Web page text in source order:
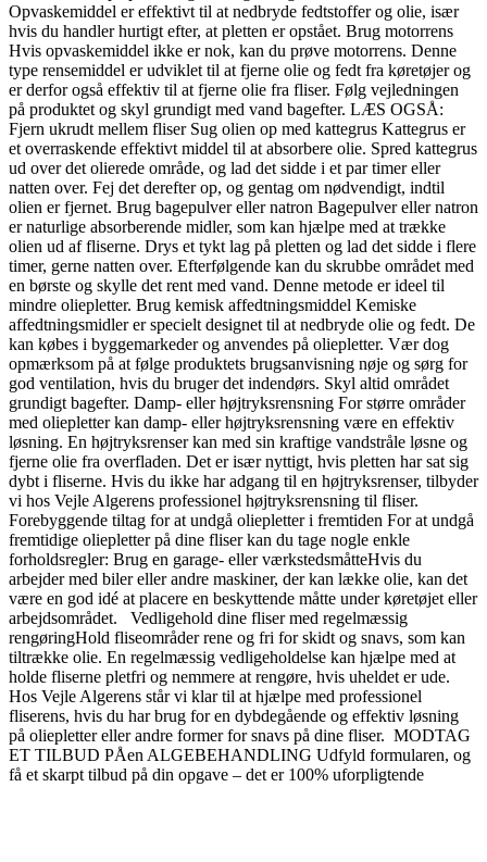
Opvaskemiddel er effektivt til at nedbryde fedtstoffer og olie, især
hvis du handler hurtigt efter, at pletten er opstået. Brug motorrens
Hvis opvaskemiddel ikke er nok, kan du prøve motorrens. Denne
type rensemiddel er udviklet til at fjerne olie og fedt fra køretøjer og
er derfor også effektiv til at fjerne olie fra fliser. Følg vejledningen
på produktet og skyl grundigt med vand bagefter. LÆS OGSÅ:
Fjern ukrudt mellem fliser Sug olien op med kattegrus Kattegrus er
et overraskende effektivt middel til at absorbere olie. Spred kattegrus
ud over det olierede område, og lad det sidde i et par timer eller
natten over. Fej det derefter op, og gentag om nødvendigt, indtil
olien er fjernet. Brug bagepulver eller natron Bagepulver eller natron
er naturlige absorberende midler, som kan hjælpe med at trække
olien ud af fliserne. Drys et tykt lag på pletten og lad det sidde i flere
timer, gerne natten over. Efterfølgende kan du skrubbe området med
en børste og skylle det rent med vand. Denne metode er ideel til
mindre oliepletter. Brug kemisk affedtningsmiddel Kemiske
affedtningsmidler er specielt designet til at nedbryde olie og fedt. De
kan købes i byggemarkeder og anvendes på oliepletter. Vær dog
opmærksom på at følge produktets brugsanvisning nøje og sørg for
god ventilation, hvis du bruger det indendørs. Skyl altid området
grundigt bagefter. Damp- eller højtryksrensning For større områder
med oliepletter kan damp- eller højtryksrensning være en effektiv
løsning. En højtryksrenser kan med sin kraftige vandstråle løsne og
fjerne olie fra overfladen. Det er især nyttigt, hvis pletten har sat sig
dybt i fliserne. Hvis du ikke har adgang til en højtryksrenser, tilbyder
vi hos Vejle Algerens professionel højtryksrensning til fliser.
Forebyggende tiltag for at undgå oliepletter i fremtiden For at undgå
fremtidige oliepletter på dine fliser kan du tage nogle enkle
forholdsregler: Brug en garage- eller værkstedsmåtteHvis du
arbejder med biler eller andre maskiner, der kan lække olie, kan det
være en god idé at placere en beskyttende måtte under køretøjet eller
arbejdsområdet. Vedligehold dine fliser med regelmæssig
rengøringHold fliseområder rene og fri for skidt og snavs, som kan
tiltrække olie. En regelmæssig vedligeholdelse kan hjælpe med at
holde fliserne pletfri og nemmere at rengøre, hvis uheldet er ude.
Hos Vejle Algerens står vi klar til at hjælpe med professionel
fliserens, hvis du har brug for en dybdegående og effektiv løsning
på oliepletter eller andre former for snavs på dine fliser. MODTAG
ET TILBUD PÅen ALGEBEHANDLING Udfyld formularen, og
få et skarpt tilbud på din opgave – det er 100% uforpligtende